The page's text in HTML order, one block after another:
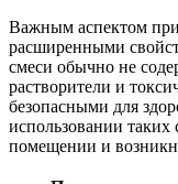
Важным аспектом
расширенными
смеси обычно не
растворители и
безопасными для
использовании таких
помещении и